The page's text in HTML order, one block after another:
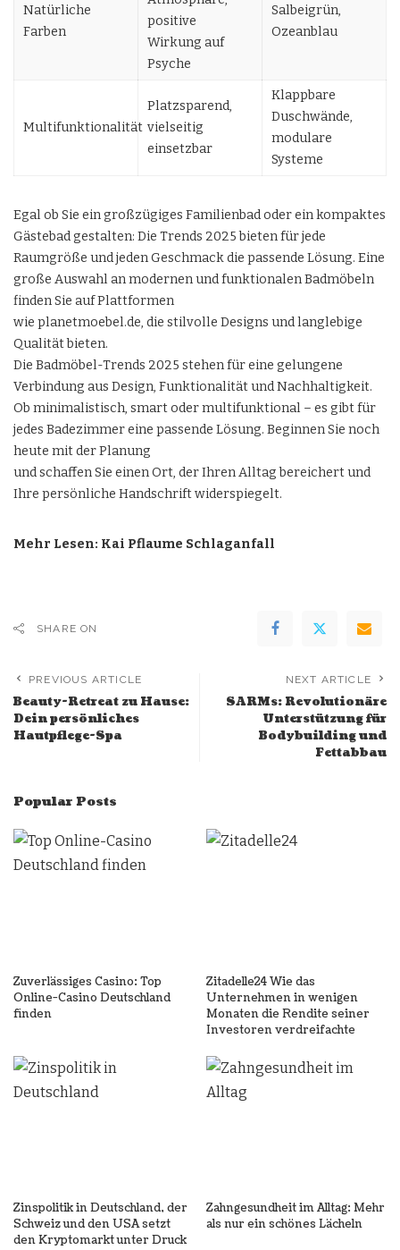
Natürliche
Farben
positive
Wirkung auf
Psyche
Salbeigrün,
Ozeanblau
Multifunktionalität
Platzsparend,
vielseitig
einsetzbar
Klappbare
Duschwände,
modulare
Systeme
Egal ob Sie ein großzügiges Familienbad oder ein kompaktes
Gästebad gestalten: Die Trends 2025 bieten für jede
Raumgröße und jeden Geschmack die passende Lösung. Eine
große Auswahl an modernen und funktionalen Badmöbeln
finden Sie auf Plattformen
wie planetmoebel.de, die stilvolle Designs und langlebige
Qualität bieten.
Die Badmöbel-Trends 2025 stehen für eine gelungene
Verbindung aus Design, Funktionalität und Nachhaltigkeit.
Ob minimalistisch, smart oder multifunktional – es gibt für
jedes Badezimmer eine passende Lösung. Beginnen Sie noch
heute mit der Planung
und schaffen Sie einen Ort, der Ihren Alltag bereichert und
Ihre persönliche Handschrift widerspiegelt.
Mehr Lesen: Kai Pflaume Schlaganfall
SHARE ON
PREVIOUS ARTICLE
Beauty-Retreat zu Hause:
Dein persönliches
Hautpflege-Spa
NEXT ARTICLE
SARMs: Revolutionäre
Unterstützung für
Bodybuilding und
Fettabbau
Popular Posts
Zuverlässiges Casino: Top
Online-Casino Deutschland
finden
Zitadelle24 Wie das
Unternehmen in wenigen
Monaten die Rendite seiner
Investoren verdreifachte
Zinspolitik in Deutschland, der
Schweiz und den USA setzt
den Kryptomarkt unter Druck
Zahngesundheit im Alltag: Mehr
als nur ein schönes Lächeln